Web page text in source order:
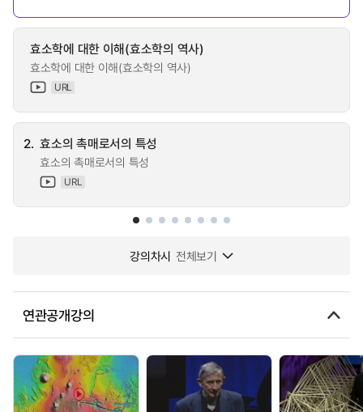
효소학에 대한 이해(효소학의 역사)
효소학에 대한 이해(효소학의 역사)
URL
2. 효소의 촉매로서의 특성
효소의 촉매로서의 특성
URL
강의차시 전체보기
연관공개강의